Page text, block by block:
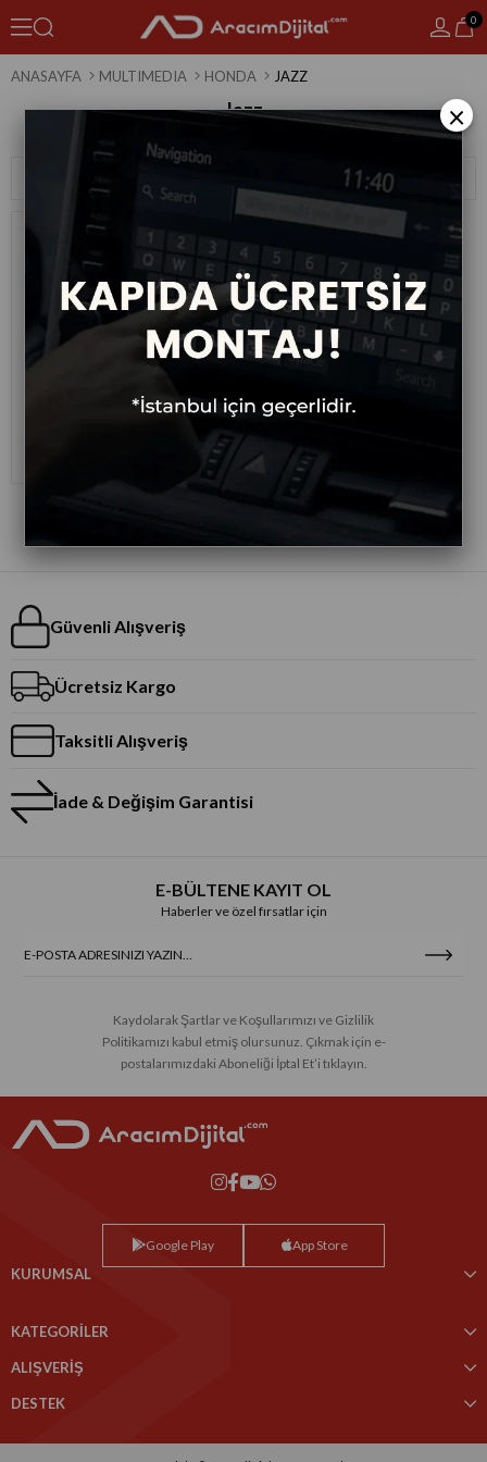
0
ANASAYFA MULTIMEDIA HONDA JAZZ
Jazz
Filtreleme
Güvenli Alışveriş
Ücretsiz Kargo
Taksitli Alışveriş
İade & Değişim Garantisi
E-BÜLTENE KAYIT OL
Haberler ve özel fırsatlar için
Kaydolarak Şartlar ve Koşullarımızı ve Gizlilik
Politikamızı kabul etmiş olursunuz. Çıkmak için e-
postalarımızdaki Aboneliği İptal Et’i tıklayın.
Google Play App Store
KURUMSAL
KATEGORİLER
ALIŞVERİŞ
DESTEK
×